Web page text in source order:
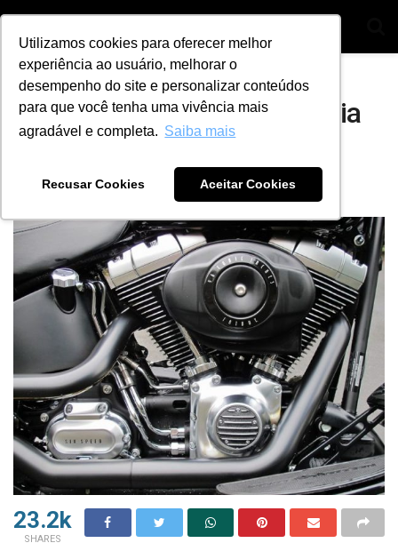
Utilizamos cookies para oferecer melhor
experiência ao usuário, melhorar o
desempenho do site e personalizar conteúdos
para que você tenha uma vivência mais
agradável e completa. Saiba mais
Recusar Cookies Aceitar Cookies
Home Segmentos Motos
Saiba como avaliar a potência
de um motor em 3 passos
by Ana Julia Alves 28 de junho de 2021
23.2k
SHARES